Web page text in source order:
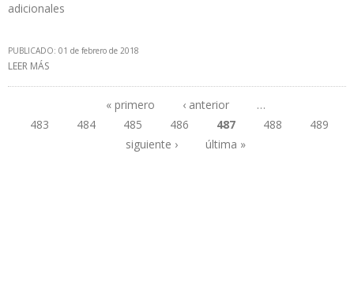
adicionales
PUBLICADO: 01 de febrero de 2018
LEER MÁS
Páginas
« primero ‹ anterior
…
483
484 485 486 487 488
489
siguiente ›
última »